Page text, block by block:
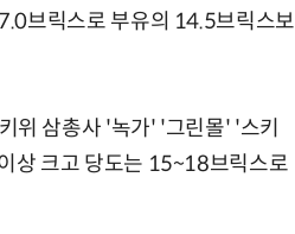
브릭스로 부유의 14.5브릭스보
위 삼총사 '녹가' '그린몰' '스키
상 크고 당도는 15~18브릭스로